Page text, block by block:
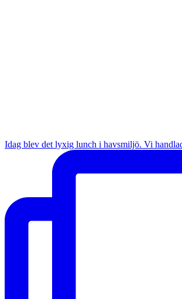
Idag blev det lyxig lunch i havsmiljö. Vi